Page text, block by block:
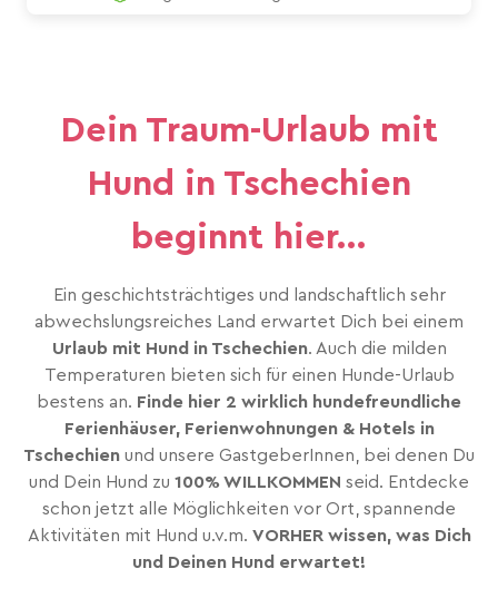
Dein Traum-Urlaub mit
Hund in Tschechien
beginnt hier...
Ein geschichtsträchtiges und landschaftlich sehr
abwechslungsreiches Land erwartet Dich bei einem
Urlaub mit Hund in Tschechien. Auch die milden
Temperaturen bieten sich für einen Hunde-Urlaub
bestens an. Finde hier 2 wirklich hundefreundliche
Ferienhäuser, Ferienwohnungen & Hotels in
Tschechien und unsere GastgeberInnen, bei denen Du
und Dein Hund zu 100% WILLKOMMEN seid. Entdecke
schon jetzt alle Möglichkeiten vor Ort, spannende
Aktivitäten mit Hund u.v.m. VORHER wissen, was Dich
und Deinen Hund erwartet!